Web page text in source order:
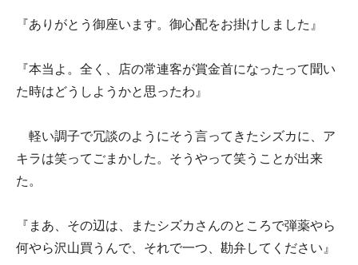
『ありがとう御座います。御心配をお掛けしました』
『本当よ。全く、店の常連客が賞金首になったって聞い
た時はどうしようかと思ったわ』
軽い調子で冗談のようにそう言ってきたシズカに、ア
キラは笑ってごまかした。そうやって笑うことが出来
た。
『まあ、その辺は、またシズカさんのところで弾薬やら
何やら沢山買うんで、それで一つ、勘弁してください』